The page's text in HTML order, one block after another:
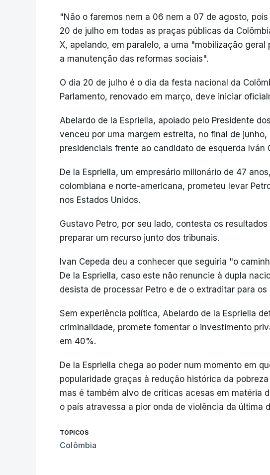
"Não o faremos nem a 06 nem a 07 de agosto,
20 de julho em todas as praças públicas da
X, apelando, em paralelo, a uma "mobilização
a manutenção das reformas sociais".
O dia 20 de julho é o dia da festa nacional da
Parlamento, renovado em março, deve iniciar
Abelardo de la Espriella, apoiado pelo Presidente
venceu por uma margem estreita, no final de
presidenciais frente ao candidato de esquerda Iván
De la Espriella, um empresário milionário de 47
colombiana e norte-americana, prometeu levar
nos Estados Unidos.
Gustavo Petro, por seu lado, contesta os
preparar um recurso junto dos tribunais.
Ivan Cepeda deu a conhecer que seguiria "o
De la Espriella, caso este não renuncie à dupla
desista de processar Petro e de o extraditar para os
Sem experiência política, Abelardo de la Espriella
criminalidade, promete fomentar o investimento
em 40%.
De la Espriella chega ao poder num momento em
popularidade graças à redução histórica da
mas é também alvo de críticas acesas em matéria
o país atravessa a pior onda de violência da última
TÓPICOS
Colômbia